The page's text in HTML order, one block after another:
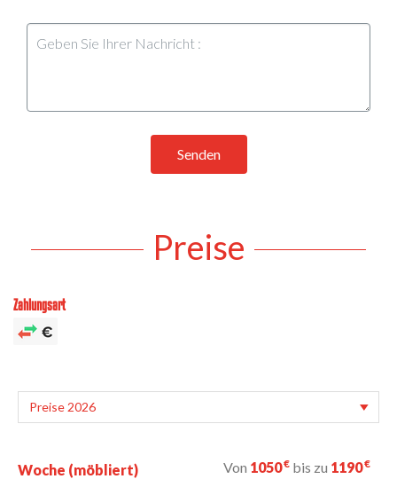
Senden
Preise
Zahlungsart
Woche (möbliert) Von 1050€ bis zu 1190€